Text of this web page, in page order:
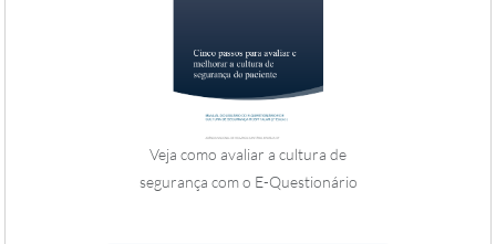
Veja como avaliar a cultura de
segurança com o E-Questionário